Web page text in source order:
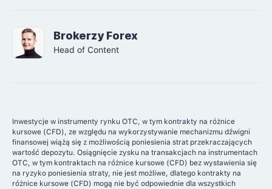
Brokerzy Forex
Head of Content
Inwestycje w instrumenty rynku OTC, w tym kontrakty na różnice
kursowe (CFD), ze względu na wykorzystywanie mechanizmu dźwigni
finansowej wiążą się z możliwością poniesienia strat przekraczających
wartość depozytu. Osiągnięcie zysku na transakcjach na instrumentach
OTC, w tym kontraktach na różnice kursowe (CFD) bez wystawienia się
na ryzyko poniesienia straty, nie jest możliwe, dlatego kontrakty na
różnice kursowe (CFD) mogą nie być odpowiednie dla wszystkich